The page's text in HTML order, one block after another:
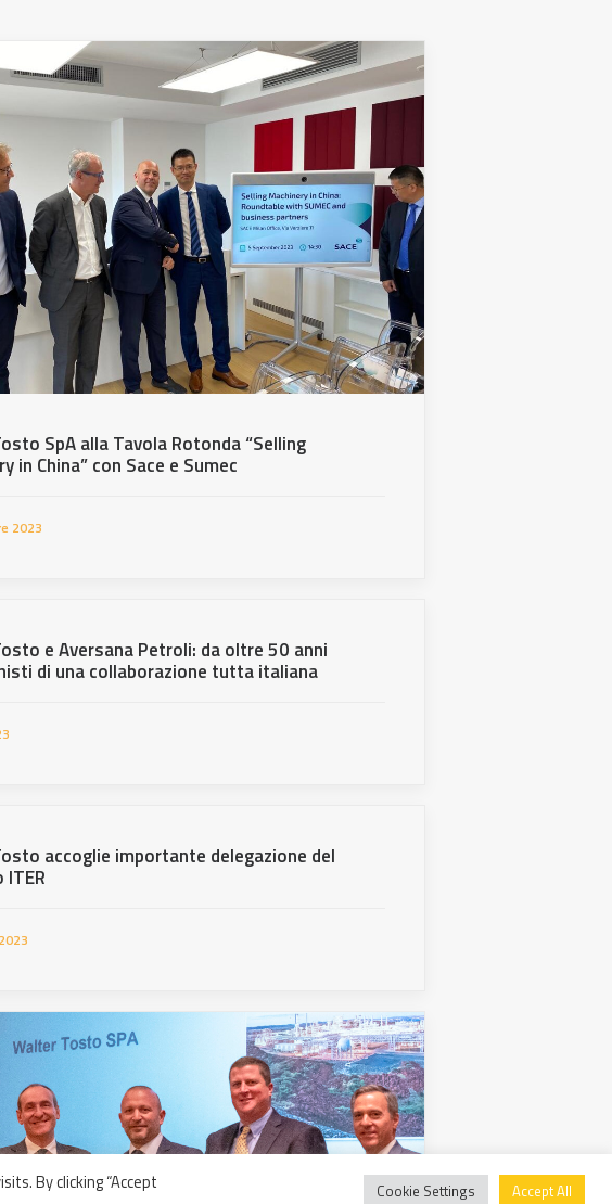
SpA alla Tavola Rotonda “Selling
in China” con Sace e Sumec
2023
e Aversana Petroli: da oltre 50 anni
di una collaborazione tutta italiana
accoglie importante delegazione del
By clicking “Accept Cookie Settings Accept All